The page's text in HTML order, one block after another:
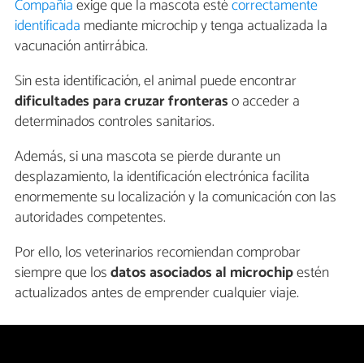
Compañíaexige que la mascota estécorrectamente
identificada mediante microchip y tenga actualizada la
vacunación antirrábica.
Sin esta identificación, el animal puede encontrar
dificultades para cruzar fronteraso acceder a
determinados controles sanitarios.
Además, si una mascota se pierde durante un
desplazamiento, la identificación electrónica facilita
enormemente su localización y la comunicación con las
autoridades competentes.
Por ello, los veterinarios recomiendan comprobar
siempre que losdatos asociados al microchipestén
actualizados antes de emprender cualquier viaje.